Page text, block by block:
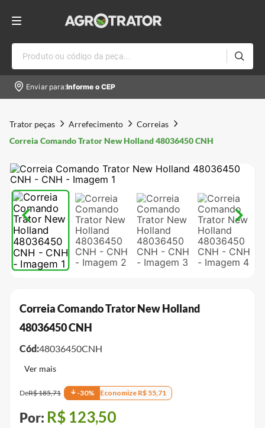
Produto ou código da peça...
Enviar para:Informe o CEP
Trator peças Arrefecimento
Correias
Correia Comando Trator New Holland 48036450 CNH
Correia Comando Trator New Holland
48036450 CNH
Cód:48036450CNH
DeR$185,71 -30% Economize R$ 55,71
R$ 123,50